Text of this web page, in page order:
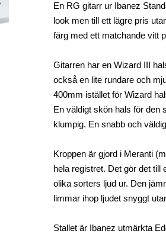
En RG gitarr ur Ibanez
look men till ett lägre pris
färg med ett matchande vitt
Gitarren har en Wizard III
också en lite rundare och
400mm istället för Wizard
En väldigt skön hals för den
klumpig. En snabb och
Kroppen är gjord i Meranti
hela registret. Det gör det till
olika sorters ljud ur. Den
limmar ihop ljudet snyggt
Stallet är Ibanez utmärkta